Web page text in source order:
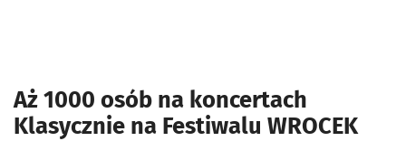
Aż 1000 osób na koncertach
Klasycznie na Festiwalu WROCEK